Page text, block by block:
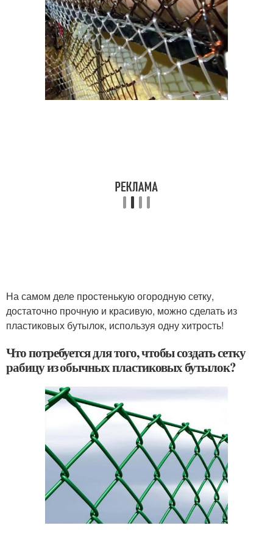
На самом деле простенькую огородную сетку,
достаточно прочную и красивую, можно сделать из
пластиковых бутылок, используя одну хитрость!
Что потребуется для того, чтобы создать сетку
рабицу из обычных пластиковых бутылок?